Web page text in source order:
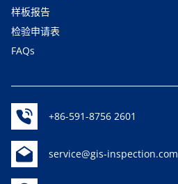
样板报告
检验申请表
FAQs
+86-591-8756 2601
service@gis-inspection.com